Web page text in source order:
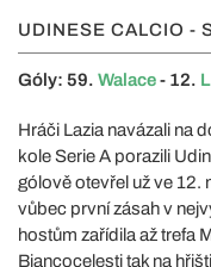
UDINESE CALCIO -
Góly: 59. Walace- 12.
Hráči Lazia navázali na
kole Serie A porazili
gólově otevřel už ve 12.
vůbec první zásah v
hostům zařídila až trefa
Biancocelesti tak na